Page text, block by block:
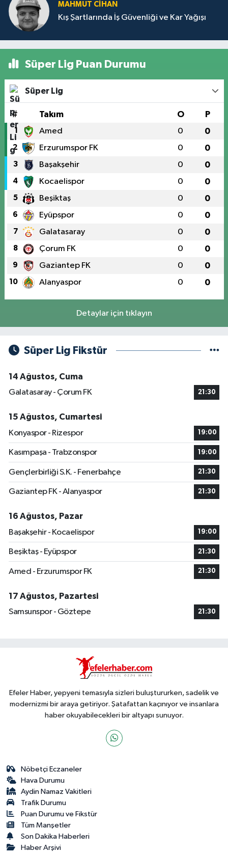
MAHMUT CİHAN
Kış Şartlarında İş Güvenliği ve Kar Yağışı
Süper Lig Puan Durumu
Süper Lig
# Takım O P
1 Amed 0 0
2 Erzurumspor FK 0 0
3 Başakşehir 0 0
4 Kocaelispor 0 0
5 Beşiktaş 0 0
6 Eyüpspor 0 0
7 Galatasaray 0 0
8 Çorum FK 0 0
9 Gaziantep FK 0 0
10 Alanyaspor 0 0
Detaylar için tıklayın
Süper Lig Fikstür
14 Ağustos, Cuma
Galatasaray - Çorum FK
21:30
15 Ağustos, Cumartesi
Konyaspor - Rizespor
19:00
Kasımpaşa - Trabzonspor 19:00
Gençlerbirliği S.K. - Fenerbahçe 21:30
Gaziantep FK - Alanyaspor 21:30
16 Ağustos, Pazar
Başakşehir - Kocaelispor
19:00
Beşiktaş - Eyüpspor 21:30
Amed - Erzurumspor FK 21:30
17 Ağustos, Pazartesi
Samsunspor - Göztepe
21:30
Efeler Haber, yepyeni temasıyla sizleri buluştururken, sadelik ve
modernizmi bir araya getiriyor. Şatafattan kaçınıyor ve insanlara
haber okuyabilecekleri bir altyapı sunuyor.
Nöbetçi Eczaneler
Hava Durumu
Aydin Namaz Vakitleri
Trafik Durumu
Puan Durumu ve Fikstür
Tüm Manşetler
Son Dakika Haberleri
Haber Arşivi